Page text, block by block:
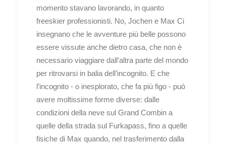
momento stavano lavorando, in quanto
freeskier professionisti. No, Jochen e Max Ci
insegnano che le avventure più belle possono
essere vissute anche dietro casa, che non è
necessario viaggiare dall’altra parte del mondo
per ritrovarsi in balia dell’incognito. E che
l’incognito - o inesplorato, che fa più figo - può
avere moltissime forme diverse: dalle
condizioni della neve sul Grand Combin a
quelle della strada sul Furkapass, fino a quelle
fisiche di Max quando, nel trasferimento dalla